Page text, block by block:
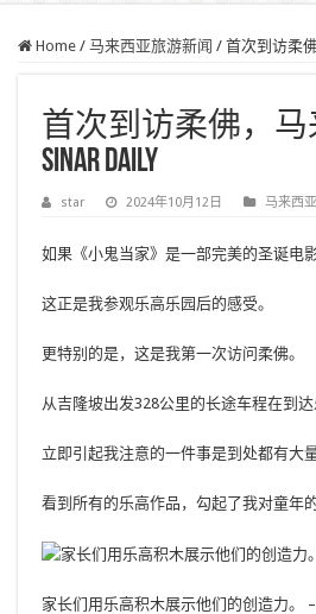
Home / 马来西亚旅游新闻 / 首次到访柔
首次到访柔佛，
Sinar Daily
star 2024年10月12日 马来西
如果《小鬼当家》是一部完美的圣诞电
这正是我参观乐高乐园后的感受。
更特别的是，这是我第一次访问柔佛。
从吉隆坡出发328公里的长途车程在到
立即引起我注意的一件事是到处都有大
看到所有的乐高作品，勾起了我对童年
家长们用乐高积木展示他们的创造力。